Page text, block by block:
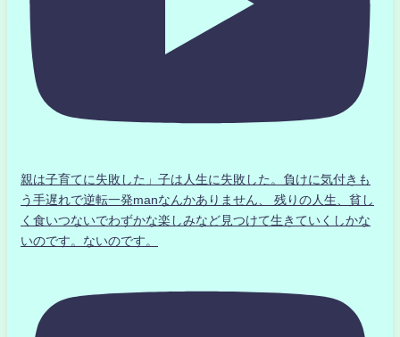
親は子育てに失敗した」子は人生に失敗した。負けに気付きも
う手遅れで逆転一発manなんかありません、 残りの人生、貧し
く食いつないでわずかな楽しみなど見つけて生きていくしかな
いのです。ないのです。